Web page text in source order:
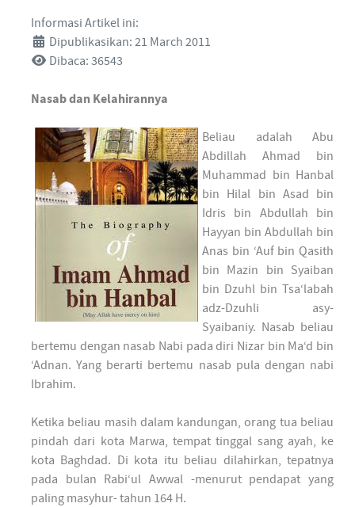
Informasi Artikel ini:
Dipublikasikan: 21 March 2011
Dibaca: 36543
Nasab dan Kelahirannya
Beliau adalah Abu
Abdillah Ahmad bin
Muhammad bin Hanbal
bin Hilal bin Asad bin
Idris bin Abdullah bin
Hayyan bin Abdullah bin
Anas bin ‘Auf bin Qasith
bin Mazin bin Syaiban
bin Dzuhl bin Tsa‘labah
adz-Dzuhli asy-
Syaibaniy. Nasab beliau
bertemu dengan nasab Nabi pada diri Nizar bin Ma‘d bin
‘Adnan. Yang berarti bertemu nasab pula dengan nabi
Ibrahim.
Ketika beliau masih dalam kandungan, orang tua beliau
pindah dari kota Marwa, tempat tinggal sang ayah, ke
kota Baghdad. Di kota itu beliau dilahirkan, tepatnya
pada bulan Rabi‘ul Awwal -menurut pendapat yang
paling masyhur- tahun 164 H.